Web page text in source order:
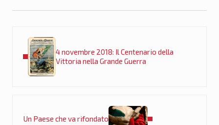
4 novembre 2018: Il Centenario della
Vittoria nella Grande Guerra
Un Paese che va rifondato